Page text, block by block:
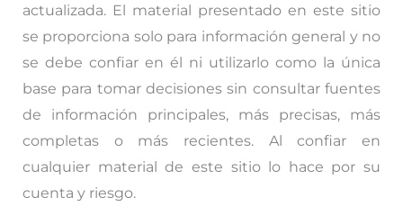
actualizada. El material presentado en este sitio
se proporciona solo para información general y no
se debe confiar en él ni utilizarlo como la única
base para tomar decisiones sin consultar fuentes
de información principales, más precisas, más
completas o más recientes. Al confiar en
cualquier material de este sitio lo hace por su
cuenta y riesgo.